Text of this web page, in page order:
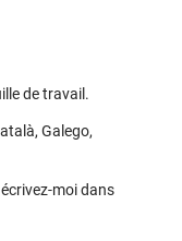
de travail.
Galego,
moi dans